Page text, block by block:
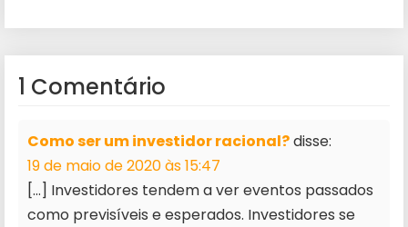
1 Comentário
Como ser um investidor racional?disse:
19 de maio de 2020 às 15:47
[…] Investidores tendem a ver eventos passados
como previsíveis e esperados. Investidores se